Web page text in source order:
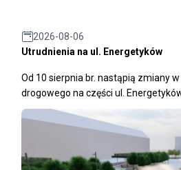
2026-08-06
Utrudnienia na ul. Energetyków
Od 10 sierpnia br. nastąpią zmiany
drogowego na części ul.